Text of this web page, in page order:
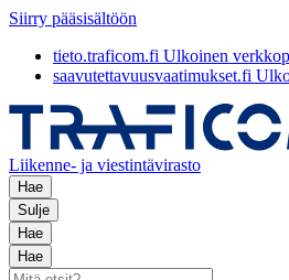
Siirry pääsisältöön
tieto.traficom.fi Ulkoinen
saavutettavuusvaatimukset.fi
Liikenne- ja viestintävirasto
Hae
Sulje
Hae
Hae